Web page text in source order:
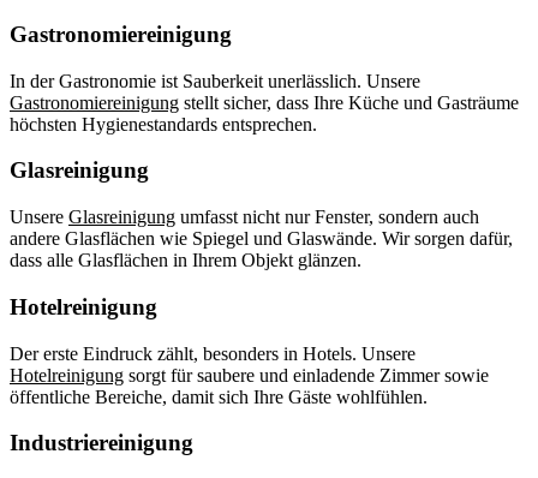
Gastronomiereinigung
In der Gastronomie ist Sauberkeit unerlässlich. Unsere
Gastronomiereinigung stellt sicher, dass Ihre Küche und Gasträume
höchsten Hygienestandards entsprechen.
Glasreinigung
Unsere Glasreinigung umfasst nicht nur Fenster, sondern auch
andere Glasflächen wie Spiegel und Glaswände. Wir sorgen dafür,
dass alle Glasflächen in Ihrem Objekt glänzen.
Hotelreinigung
Der erste Eindruck zählt, besonders in Hotels. Unsere
Hotelreinigung sorgt für saubere und einladende Zimmer sowie
öffentliche Bereiche, damit sich Ihre Gäste wohlfühlen.
Industriereinigung